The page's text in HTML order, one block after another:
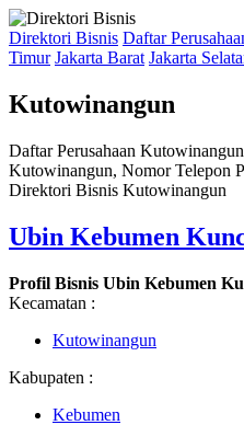
Direktori Bisnis Daftar
Timur Jakarta Barat Jakarta
Kutowinangun
Daftar Perusahaan
Kutowinangun, Nomor Telepon
Direktori Bisnis Kutowinangun
Ubin Kebumen
Profil Bisnis Ubin Kebumen
Kecamatan :
Kutowinangun
Kabupaten :
Kebumen